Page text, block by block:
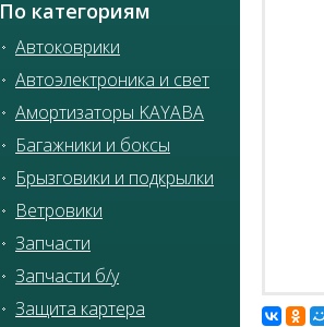
По категориям
Автоковрики
Автоэлектроника и свет
Амортизаторы KAYABA
Багажники и боксы
Брызговики и подкрылки
Ветровики
Запчасти
Запчасти б/у
Защита картера